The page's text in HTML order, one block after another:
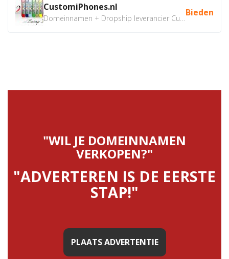
CustomiPhones.nl Bieden
"WIL JE DOMEINNAMEN
VERKOPEN?"
"ADVERTEREN IS DE EERSTE
STAP!"
PLAATS ADVERTENTIE